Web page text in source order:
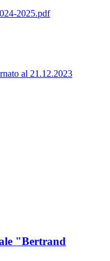
2025.pdf
al 21.12.2023
"Bertrand